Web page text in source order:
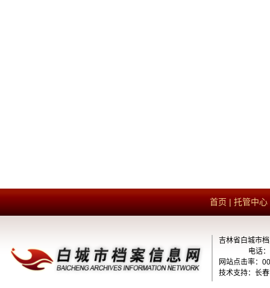
首页 | 托管中心
吉林省白城市
电话
网站点击率：
技术支持：长